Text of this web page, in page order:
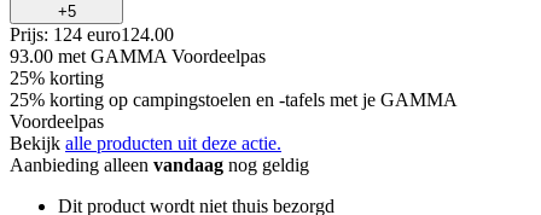
+5
Prijs: 124 euro124.00
93.00 met GAMMA Voordeelpas
25% korting
25% korting op campingstoelen en -tafels met je GAMMA
Voordeelpas
Bekijk alle producten uit deze actie.
Aanbieding alleen vandaag nog geldig
Dit product wordt niet thuis bezorgd